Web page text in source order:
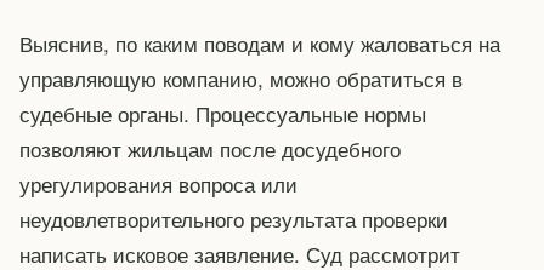
Выяснив, по каким поводам и кому жаловаться на
управляющую компанию, можно обратиться в
судебные органы. Процессуальные нормы
позволяют жильцам после досудебного
урегулирования вопроса или
неудовлетворительного результата проверки
написать исковое заявление. Суд рассмотрит